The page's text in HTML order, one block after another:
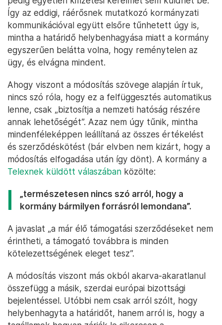
Így az eddigi, ráérősnek mutatkozó kormányzati
kommunikációval együtt elsőre tűnhetett úgy is,
mintha a határidő helybenhagyása miatt a kormány
egyszerűen belátta volna, hogy reménytelen az
ügy, és elvágna mindent.
Ahogy viszont a módosítás szövege alapján írtuk,
nincs szó róla, hogy ez a felfüggesztés automatikus
lenne, csak „biztosítja a nemzeti hatóság részére
annak lehetőségét”. Azaz nem úgy tűnik, mintha
mindenféleképpen leállítaná az összes értékelést
és szerződéskötést (bár elvben nem kizárt, hogy a
módosítás elfogadása után így dönt). A kormány a
Telexnek küldött válaszában közölte:
„természetesen nincs szó arról, hogy a
kormány bármilyen forrásról lemondana”.
A javaslat „a már élő támogatási szerződéseket nem
érintheti, a támogató továbbra is minden
kötelezettségének eleget tesz”.
A módosítás viszont más okból akarva-akaratlanul
összefügg a másik, szerdai európai bizottsági
bejelentéssel. Utóbbi nem csak arról szólt, hogy
helybenhagyta a határidőt, hanem arról is, hogy a